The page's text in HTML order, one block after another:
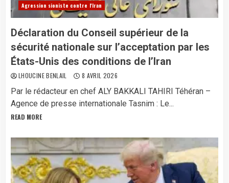
Agression sioniste contre l'Iran
Déclaration du Conseil supérieur de la
sécurité nationale sur l’acceptation par les
États-Unis des conditions de l’Iran​
LHOUCINE BENLAIL 8 AVRIL 2026
Par le rédacteur en chef ALY BAKKALI TAHIRI Téhéran –
Agence de presse internationale Tasnim : Le...
READ MORE